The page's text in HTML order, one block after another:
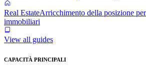
Real EstateArricchimento della posizione
immobiliari
View all guides
CAPACITÀ PRINCIPALI